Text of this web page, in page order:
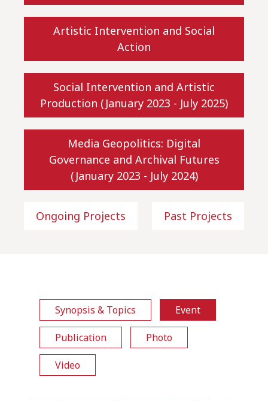
Artistic Intervention and Social
Action
Social Intervention and Artistic
Production (January 2023 - July 2025)
Media Geopolitics: Digital
Governance and Archival Futures
(January 2023 - July 2024)
Ongoing Projects Past Projects
Synopsis & Topics Event
Publication Photo
Video